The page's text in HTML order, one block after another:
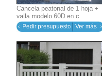
Cancela peatonal de 1 hoja +
valla modelo 60D en c
Pedir presupuesto Ver más